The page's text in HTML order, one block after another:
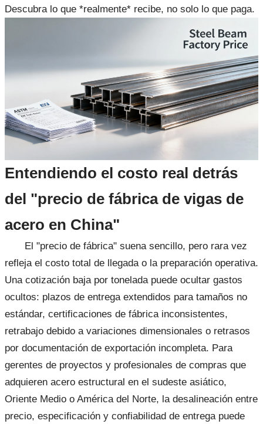
Descubra lo que *realmente* recibe, no solo lo que paga.
Entendiendo el costo real detrás
del "precio de fábrica de vigas de
acero en China"
El "precio de fábrica" suena sencillo, pero rara vez
refleja el costo total de llegada o la preparación operativa.
Una cotización baja por tonelada puede ocultar gastos
ocultos: plazos de entrega extendidos para tamaños no
estándar, certificaciones de fábrica inconsistentes,
retrabajo debido a variaciones dimensionales o retrasos
por documentación de exportación incompleta. Para
gerentes de proyectos y profesionales de compras que
adquieren acero estructural en el sudeste asiático,
Oriente Medio o América del Norte, la desalineación entre
precio, especificación y confiabilidad de entrega puede